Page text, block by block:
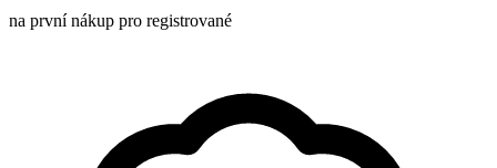
na první nákup pro registrované